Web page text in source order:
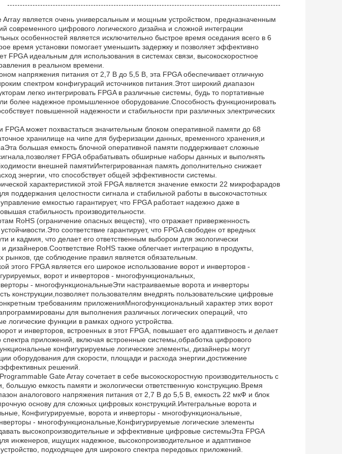
Array является очень универсальным и мощным устройством, предназначенным
современного цифрового логического дизайна и сложной интеграции
особенностей является исключительно быстрое время оседания всего в 6
время установки помогает уменьшить задержку и позволяет эффективно
FPGA идеальным для использования в системах связи, высокоскоростное
в реальном времени.
напряжения питания от 2,7 В до 5,5 В, эта FPGA обеспечивает отличную
спектром конфигураций источников питания.Этот широкий диапазон
легко интегрировать FPGA в различные системы, будь то портативные
более надежное промышленное оборудование.Способность функционировать
повышенной надежности и стабильности при различных электрических
FPGA может похвастаться значительным блоком оперативной памяти до 68
хранилище на чипе для буферизации данных, временного хранения,и
большая емкость блочной оперативной памяти поддерживает сложные
FPGA обрабатывать обширные наборы данных и выполнять
внешней памятиИнтегрированная память дополнительно снижает
энергии, что способствует общей эффективности системы.
характеристикой этой FPGA является значение емкости 22 микрофарадов
поддержания целостности сигнала и стабильной работы в высокочастотных
емкостью гарантирует, что FPGA работает надежно даже в
стабильность производительности.
RoHS (ограничение опасных веществ), что отражает приверженность
соответствие гарантирует, что FPGA свободен от вредных
и кадмия, что делает его ответственным выбором для экологически
дизайнеров.Соответствие RoHS также облегчает интеграцию в продукты,
где соблюдение правил является обязательным.
этого FPGA является его широкое использование ворот и инверторов -
ворот и инверторов - многофункциональных,
- многофункциональныеЭти настраиваемые ворота и инверторы
конструкции,позволяет пользователям внедрять пользовательские цифровые
требованиям приложенияМногофункциональный характер этих ворот
для выполнения различных логических операций, что
логические функции в рамках одного устройства.
и инверторов, встроенных в этот FPGA, повышает его адаптивность и делает
приложений, включая встроенные системы,обработка цифрового
конфигурируемые логические элементы, дизайнеры могут
оборудования для скорости, площади и расхода энергии,достижение
решений.
Gate Array сочетает в себе высокоскоростную производительность с
большую емкость памяти и экологически ответственную конструкцию.Время
аналогового напряжения питания от 2,7 В до 5,5 В, емкость 22 мкФ и блок
основу для сложных цифровых конструкций.Интегральные ворота и
Конфигурируемые, ворота и инверторы - многофункциональные,
- многофункциональные,Конфигурируемые логические элементы
высокопроизводительные и эффективные цифровые системыЭта FPGA
инженеров, ищущих надежное, высокопроизводительное и адаптивное
подходящее для широкого спектра передовых приложений.